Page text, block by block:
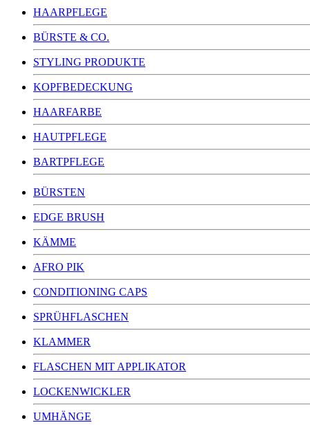
HAARPFLEGE
BÜRSTE & CO.
STYLING PRODUKTE
KOPFBEDECKUNG
HAARFARBE
HAUTPFLEGE
BARTPFLEGE
BÜRSTEN
EDGE BRUSH
KÄMME
AFRO PIK
CONDITIONING CAPS
SPRÜHFLASCHEN
KLAMMER
FLASCHEN MIT APPLIKATOR
LOCKENWICKLER
UMHÄNGE